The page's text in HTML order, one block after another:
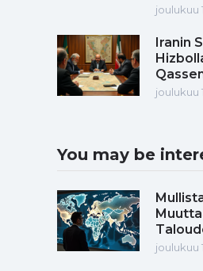
joulukuu
Iranin
joulukuu
You may be
joulukuu